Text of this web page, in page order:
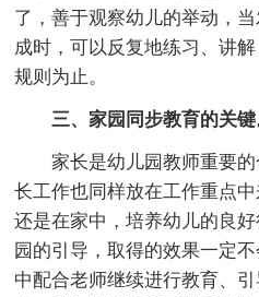
了，善于观察幼儿的举动，
成时，可以反复地练习、讲
规则为止。
三、家园同步教育的关键
家长是幼儿园教师重要
长工作也同样放在工作重点
还是在家中，培养幼儿的良
园的引导，取得的效果一定
中配合老师继续进行教育、